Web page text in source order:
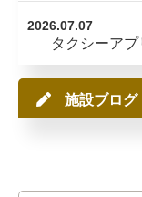
2026.07.07
タクシーア
施設ブログ